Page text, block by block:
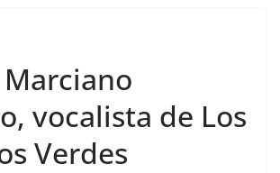
vocalista de Los
Verdes